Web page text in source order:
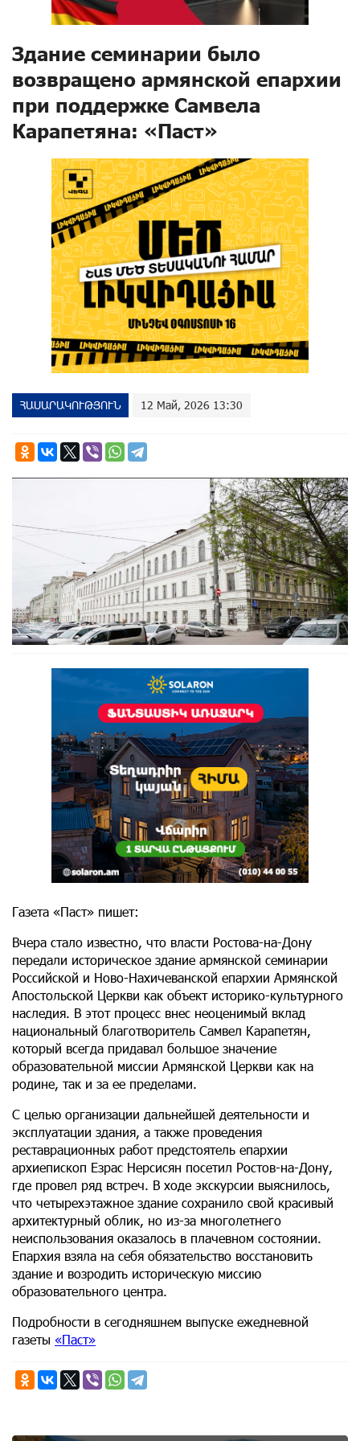
Здание семинарии было
возвращено армянской епархии
при поддержке Самвела
Карапетяна: «Паст»
ՀԱՍԱՐԱԿՈՒԹՅՈՒՆ 12 Май, 2026 13:30
Газета «Паст» пишет:
Вчера стало известно, что власти Ростова-на-Дону
передали историческое здание армянской семинарии
Российской и Ново-Нахичеванской епархии Армянской
Апостольской Церкви как объект историко-культурного
наследия. В этот процесс внес неоценимый вклад
национальный благотворитель Самвел Карапетян,
который всегда придавал большое значение
образовательной миссии Армянской Церкви как на
родине, так и за ее пределами.
С целью организации дальнейшей деятельности и
эксплуатации здания, а также проведения
реставрационных работ предстоятель епархии
архиепископ Езрас Нерсисян посетил Ростов-на-Дону,
где провел ряд встреч. В ходе экскурсии выяснилось,
что четырехэтажное здание сохранило свой красивый
архитектурный облик, но из-за многолетнего
неиспользования оказалось в плачевном состоянии.
Епархия взяла на себя обязательство восстановить
здание и возродить историческую миссию
образовательного центра.
Подробности в сегодняшнем выпуске ежедневной
газеты «Паст»